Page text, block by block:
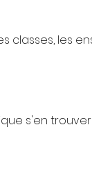
classes, les
s'en